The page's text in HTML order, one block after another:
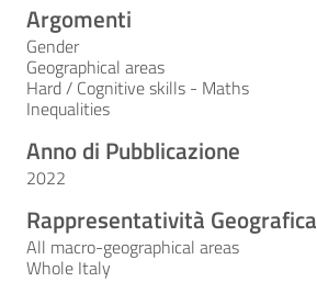
Argomenti
Gender
Geographical areas
Hard / Cognitive skills - Maths
Inequalities
Anno di Pubblicazione
2022
Rappresentatività Geografica
All macro-geographical areas
Whole Italy